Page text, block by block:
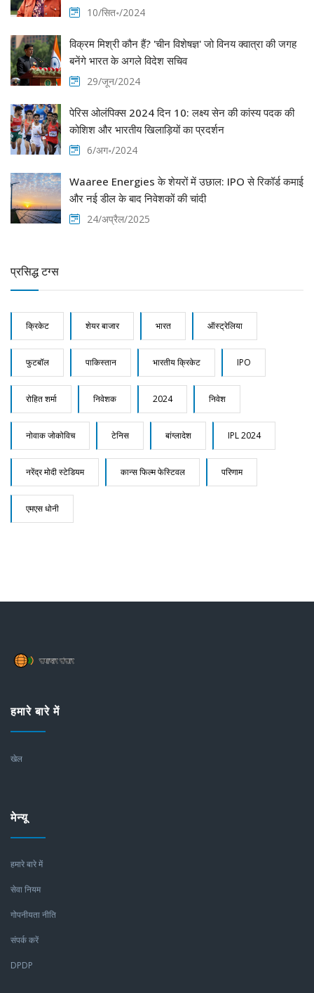
10/सित॰/2024
विक्रम मिश्री कौन हैं? 'चीन विशेषज्ञ' जो विनय क्वात्रा की जगह
बनेंगे भारत के अगले विदेश सचिव
29/जून/2024
पेरिस ओलंपिक्स 2024 दिन 10: लक्ष्य सेन की कांस्य पदक की
कोशिश और भारतीय खिलाड़ियों का प्रदर्शन
6/अग॰/2024
Waaree Energies के शेयरों में उछाल: IPO से रिकॉर्ड कमाई
और नई डील के बाद निवेशकों की चांदी
24/अप्रैल/2025
प्रसिद्ध टग्स
क्रिकेट शेयर बाजार भारत ऑस्ट्रेलिया
फुटबॉल पाकिस्तान भारतीय क्रिकेट IPO
रोहित शर्मा निवेशक 2024 निवेश
नोवाक जोकोविच टेनिस बांग्लादेश IPL 2024
नरेंद्र मोदी स्टेडियम कान्स फिल्म फेस्टिवल परिणाम
एमएस धोनी
हमारे बारे में
खेल
मेन्यू
हमारे बारे में
सेवा नियम
गोपनीयता नीति
संपर्क करें
DPDP